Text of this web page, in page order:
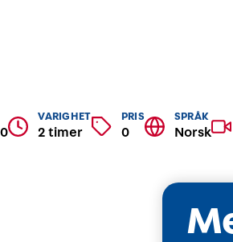
VARIGHET
2 timer
PRIS
0
SPRÅK
Norsk